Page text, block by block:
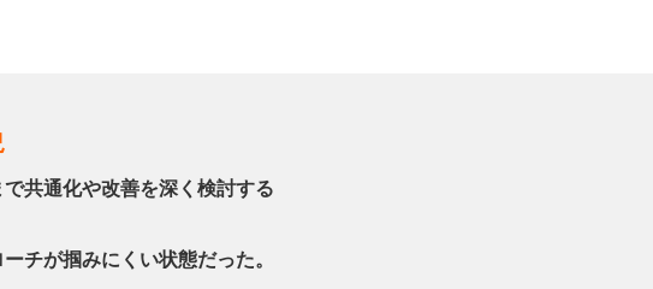
共通化や改善を深く検討する
チが掴みにくい状態だった。